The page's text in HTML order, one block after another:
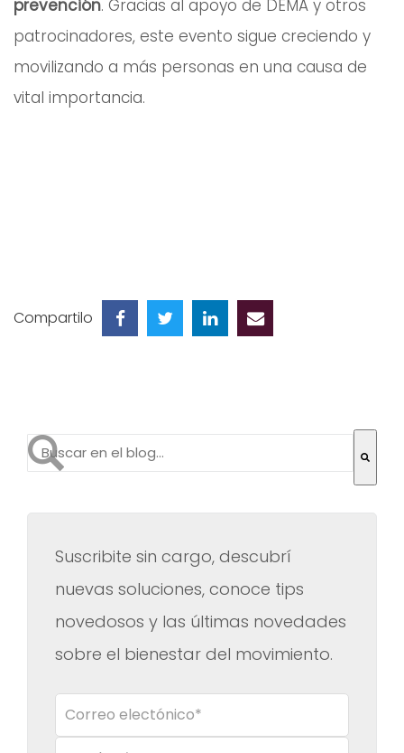
prevención. Gracias al apoyo de DEMA y otros
patrocinadores, este evento sigue creciendo y
movilizando a más personas en una causa de
vital importancia.
Compartilo
Esto es un campo de búsqueda con una función de
Suscribite sin cargo, descubrí
nuevas soluciones, conoce tips
novedosos y las últimas novedades
sobre el bienestar del movimiento.